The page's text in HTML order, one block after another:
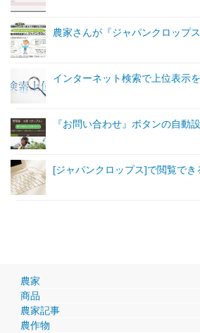
農家さんが『ジャパンクロップ
インターネット検索で上位表示
『お問い合わせ』ボタンの自動
[ジャパンクロップス]で閲覧でき
農家
商品
農家記事
農作物